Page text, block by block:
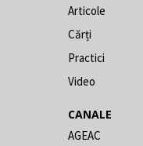
Articole
Cărți
Practici
Video
CANALE
AGEAC